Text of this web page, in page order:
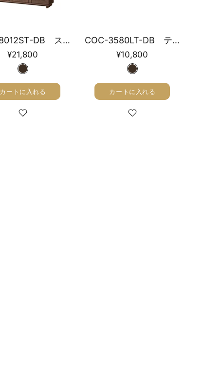
COC-8012ST-DB ストッカー 幅115cm
¥21,800
カートに入れる
COC-3580LT-DB テーブル 幅79cm
¥10,800
カートに入れる